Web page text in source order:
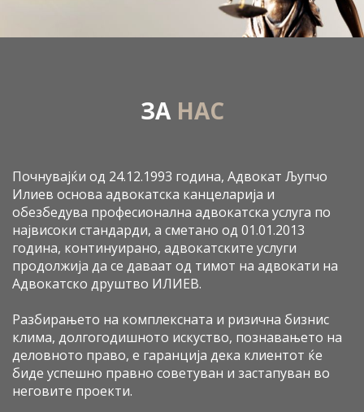
ЗА НАС
Почнувајќи од 24.12.1993 година, Адвокат Љупчо
Илиев основа адвокатска канцеларија и
обезбедува професионална адвокатска услуга по
највисоки стандарди, а сметано од 01.01.2013
година, континуирано, адвокатските услуги
продолжија да се даваат од тимот на адвокати на
Адвокатско друштво ИЛИЕВ.
Разбирањето на комплексната и ризична бизнис
клима, долгогодишното искуство, познавањето на
деловното право, е гаранција дека клиентот ќе
биде успешно правно советуван и застапуван во
неговите проекти.